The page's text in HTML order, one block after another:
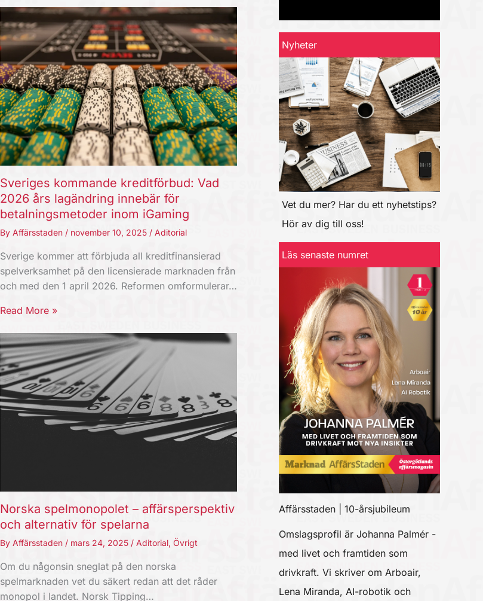
Sveriges kommande kreditförbud: Vad
2026 års lagändring innebär för
betalningsmetoder inom iGaming
By Affärsstaden / november 10, 2025 / Aditorial
Sverige kommer att förbjuda all kreditfinansierad
spelverksamhet på den licensierade marknaden från
och med den 1 april 2026. Reformen omformulerar…
Read More »
Norska spelmonopolet – affärsperspektiv
och alternativ för spelarna
By Affärsstaden / mars 24, 2025 / Aditorial, Övrigt
Om du någonsin sneglat på den norska
spelmarknaden vet du säkert redan att det råder
monopol i landet. Norsk Tipping…
Nyheter
Vet du mer? Har du ett nyhetstips?
Hör av dig till oss!
Läs senaste numret
Affärsstaden | 10-årsjubileum
Omslagsprofil är Johanna Palmér -
med livet och framtiden som
drivkraft. Vi skriver om Arboair,
Lena Miranda, AI-robotik och